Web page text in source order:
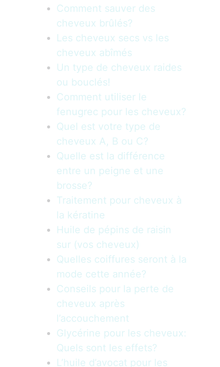
Comment sauver des
cheveux brûlés?
Les cheveux secs vs les
cheveux abîmés
Un type de cheveux raides
ou bouclés!
Comment utiliser le
fenugrec pour les cheveux?
Quel est votre type de
cheveux A, B ou C?
Quelle est la différence
entre un peigne et une
brosse?
Traitement pour cheveux à
la kératine
Huile de pépins de raisin
sur (vos cheveux)
Quelles coiffures seront à la
mode cette année?
Conseils pour la perte de
cheveux après
l’accouchement
Glycérine pour les cheveux:
Quels sont les effets?
L’huile d’avocat pour les